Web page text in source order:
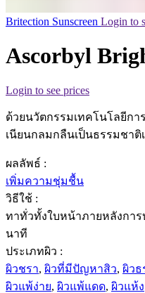
Britection Sunscreen Login to
Ascorbyl
Login to see prices
ด้วยนวัตกรรมเทคโนโลยีกา
เนียนกลมกลืนเป็นธรรมชาติ
ผลลัพธ์ :
เพิ่มความชุ่มชื้น
วิธีใช้ :
ทาทั่วทั้งใบหน้าภายหลังกา
นาที
ประเภทผิว :
ผิวชรา, ผิวที่มีปัญหาสิว, ผิวธ
ผิวแพ้ง่าย, ผิวแพ้แดด, ผิวแห้ง